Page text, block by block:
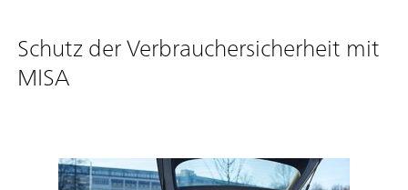
Schutz der Verbrauchersicherheit mit
MISA